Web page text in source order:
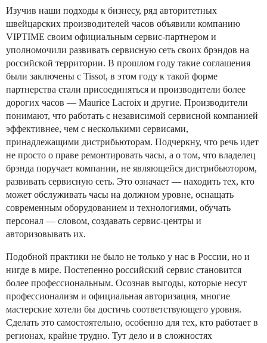
Изучив наши подходы к бизнесу, ряд авторитетных
швейцарских производителей часов объявили компанию
VIPTIME своим официальным сервис-партнером и
уполномочили развивать сервисную сеть своих брэндов на
российской территории. В прошлом году такие соглашения
были заключены с Tissot, в этом году к такой форме
партнерства стали присоединяться и производители более
дорогих часов — Maurice Lacroix и другие. Производители
понимают, что работать с независимой сервисной компанией
эффективнее, чем с несколькими сервисами,
принадлежащими дистрибьюторам. Подчеркну, что речь идет
не просто о праве ремонтировать часы, а о том, что владелец
брэнда поручает компании, не являющейся дистрибьютором,
развивать сервисную сеть. Это означает — находить тех, кто
может обслуживать часы на должном уровне, оснащать
современным оборудованием и технологиями, обучать
персонал — словом, создавать сервис-центры и
авторизовывать их.
Подобной практики не было не только у нас в России, но и
нигде в мире. Постепенно российский сервис становится
более профессиональным. Осознав выгоды, которые несут
профессионализм и официальная авторизация, многие
мастерские хотели бы достичь соответствующего уровня.
Сделать это самостоятельно, особенно для тех, кто работает в
регионах, крайне трудно. Тут дело и в сложностях